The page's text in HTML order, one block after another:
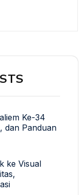
Ke-34
dan Panduan
ke Visual